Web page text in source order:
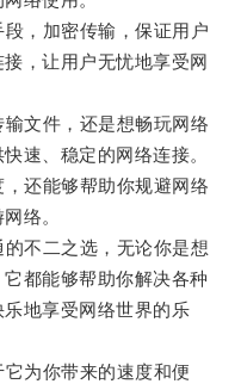
，加密传输，保证用户
，让用户无忧地享受网
文件，还是想畅玩网络
速、稳定的网络连接。
还能够帮助你规避网络
络。
不二之选，无论你是想
都能够帮助你解决各种
地享受网络世界的乐
为你带来的速度和便